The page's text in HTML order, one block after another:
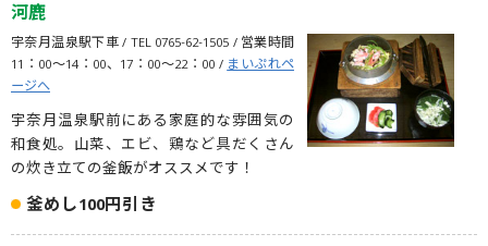
河鹿
宇奈月温泉駅下車 / TEL 0765-62-1505 / 営業時間
11：00～14：00、17：00～22：00 /まいぷれペ
ージへ
宇奈月温泉駅前にある家庭的な雰囲気の
和食処。山菜、エビ、鶏など具だくさん
の炊き立ての釜飯がオススメです！
釜めし100円引き